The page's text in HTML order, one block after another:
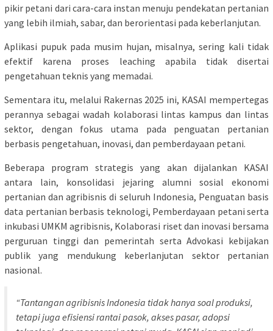
pikir petani dari cara-cara instan menuju pendekatan pertanian
yang lebih ilmiah, sabar, dan berorientasi pada keberlanjutan.
Aplikasi pupuk pada musim hujan, misalnya, sering kali tidak
efektif karena proses leaching apabila tidak disertai
pengetahuan teknis yang memadai.
Sementara itu, melalui Rakernas 2025 ini, KASAI mempertegas
perannya sebagai wadah kolaborasi lintas kampus dan lintas
sektor, dengan fokus utama pada penguatan pertanian
berbasis pengetahuan, inovasi, dan pemberdayaan petani.
Beberapa program strategis yang akan dijalankan KASAI
antara lain, konsolidasi jejaring alumni sosial ekonomi
pertanian dan agribisnis di seluruh Indonesia,‌ Penguatan basis
data pertanian berbasis teknologi, Pemberdayaan petani serta
inkubasi UMKM agribisnis,‌ Kolaborasi riset dan inovasi bersama
perguruan tinggi dan pemerintah serta Advokasi kebijakan
publik yang mendukung keberlanjutan sektor pertanian
nasional.
“Tantangan agribisnis Indonesia tidak hanya soal produksi,
tetapi juga efisiensi rantai pasok, akses pasar, adopsi